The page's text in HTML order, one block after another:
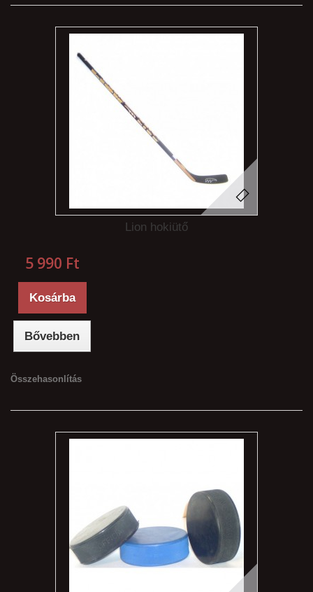
Lion hokiütő
5 990 Ft‎
Kosárba
Bővebben
Összehasonlítás